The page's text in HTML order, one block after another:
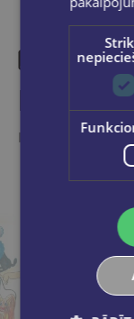
Ieskaties, varbūt